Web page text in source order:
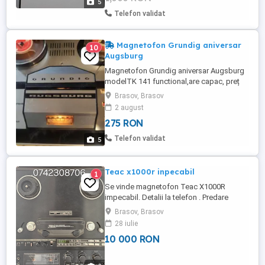
5
Telefon validat
5
10
Magnetofon Grundig aniversar
Augsburg
Magnetofon Grundig aniversar Augsburg
modelTK 141 functional,are capac, preț
fix+transport.
Brasov, Brasov
2 august
275 RON
Telefon validat
1 Teac x1000r inpecabil
Se vinde magnetofon Teac X1000R
impecabil. Detalii la telefon . Predare
personală cu probă sau banii în cont
Brasov, Brasov
28 iulie
10 000 RON